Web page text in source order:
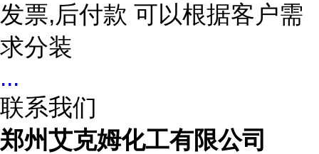
发票,后付款 可以根据客户需
求分装
...
联系我们
郑州艾克姆化工有限公司